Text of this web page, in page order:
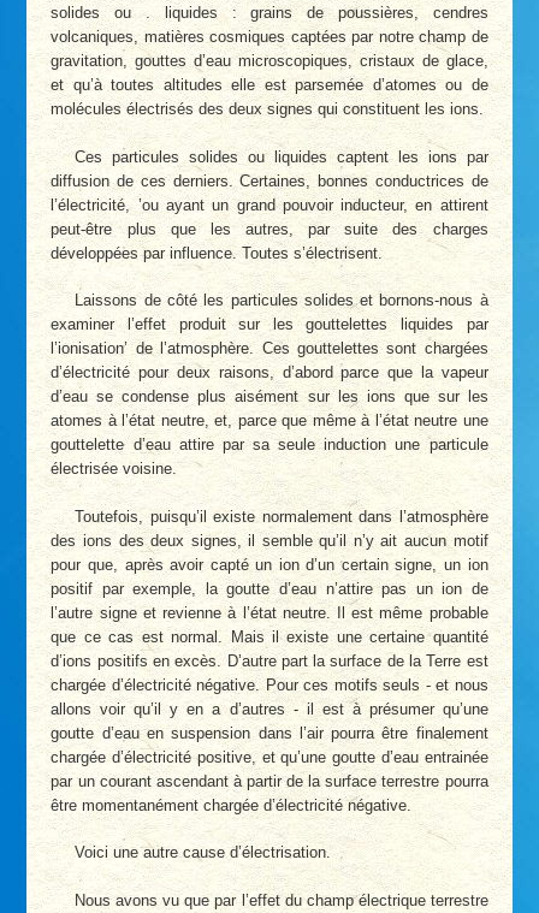
solides ou . liquides : grains de poussières, cendres
volcaniques, matières cosmiques captées par notre champ de
gravitation, gouttes d’eau microscopiques, cristaux de glace,
et qu’à toutes altitudes elle est parsemée d’atomes ou de
molécules électrisés des deux signes qui constituent les ions.
Ces particules solides ou liquides captent les ions par
diffusion de ces derniers. Certaines, bonnes conductrices de
l’électricité, ’ou ayant un grand pouvoir inducteur, en attirent
peut-être plus que les autres, par suite des charges
développées par influence. Toutes s’électrisent.
Laissons de côté les particules solides et bornons-nous à
examiner l’effet produit sur les gouttelettes liquides par
l’ionisation’ de l’atmosphère. Ces gouttelettes sont chargées
d’électricité pour deux raisons, d’abord parce que la vapeur
d’eau se condense plus aisément sur les ions que sur les
atomes à l’état neutre, et, parce que même à l’état neutre une
gouttelette d’eau attire par sa seule induction une particule
électrisée voisine.
Toutefois, puisqu’il existe normalement dans l’atmosphère
des ions des deux signes, il semble qu’il n’y ait aucun motif
pour que, après avoir capté un ion d’un certain signe, un ion
positif par exemple, la goutte d’eau n’attire pas un ion de
l’autre signe et revienne à l’état neutre. Il est même probable
que ce cas est normal. Mais il existe une certaine quantité
d’ions positifs en excès. D’autre part la surface de la Terre est
chargée d’électricité négative. Pour ces motifs seuls - et nous
allons voir qu’il y en a d’autres - il est à présumer qu’une
goutte d’eau en suspension dans l’air pourra être finalement
chargée d’électricité positive, et qu’une goutte d’eau entrainée
par un courant ascendant à partir de la surface terrestre pourra
être momentanément chargée d’électricité négative.
Voici une autre cause d’électrisation.
Nous avons vu que par l’effet du champ électrique terrestre